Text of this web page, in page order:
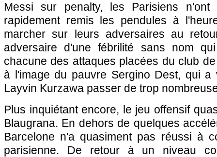
Messi sur penalty, les Parisiens
rapidement remis les pendules à
marcher sur leurs adversaires au
adversaire d'une fébrilité sans nom
chacune des attaques placées du club
à l'image du pauvre Sergino Dest, qui a
Layvin Kurzawa passer de trop
Plus inquiétant encore, le jeu offensif
Blaugrana. En dehors de quelques
Barcelone n'a quasiment pas réussi à
parisienne. De retour à un niveau